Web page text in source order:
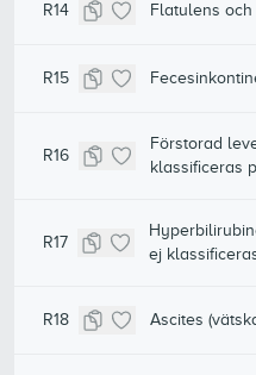
R14 Flatulens
R15
R16
Förstorad
klassificeras
R17
ej
R18 Ascites